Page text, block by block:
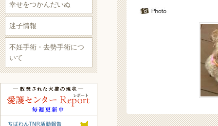
幸せをつかんだいぬ
迷子情報
不妊手術・去勢手術につ
いて